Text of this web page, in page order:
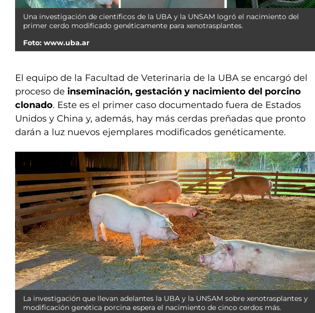
Una investigación de científicos de la UBA y la UNSAM logró el nacimiento del
primer cerdo modificado genéticamente para xenotrasplantes.
Foto: www.uba.ar
El equipo de la Facultad de Veterinaria de la UBA se encargó del
proceso de inseminación, gestación y nacimiento del porcino
clonado. Este es el primer caso documentado fuera de Estados
Unidos y China y, además, hay más cerdas preñadas que pronto
darán a luz nuevos ejemplares modificados genéticamente.
La investigación que llevan adelantes la UBA y la UNSAM sobre xenotrasplantes y
modificación genética porcina espera el nacimiento de cinco cerdos más.